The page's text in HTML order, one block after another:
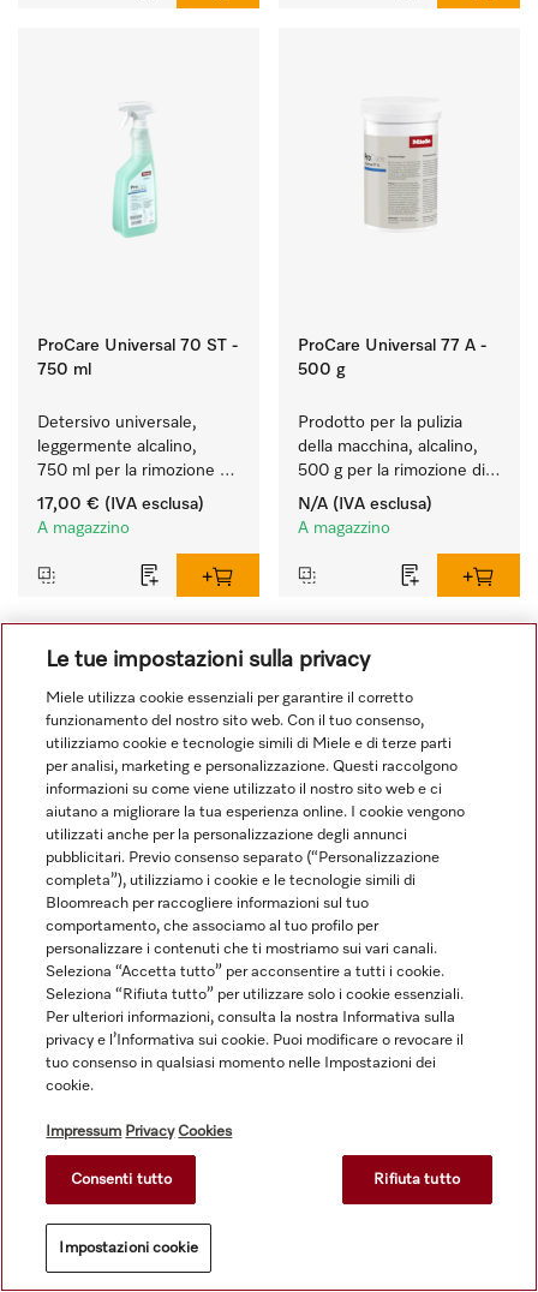
ProCare Universal 70 ST -
750 ml
Detersivo universale,
leggermente alcalino,
750 ml per la rimozione
delicata di residui di
grasso e sporco.
17,00 € (IVA esclusa)
A magazzino
ProCare Universal 77 A -
500 g
Prodotto per la pulizia
della macchina, alcalino,
500 g per la rimozione di
depositi di amido ostinati.
N/A (IVA esclusa)
A magazzino
1 2 3 4 5 6 7
Navigazione
Service
Le tue impostazioni sulla privacy
Miele utilizza cookie essenziali per garantire il corretto
funzionamento del nostro sito web. Con il tuo consenso,
utilizziamo cookie e tecnologie simili di Miele e di terze parti
per analisi, marketing e personalizzazione. Questi raccolgono
informazioni su come viene utilizzato il nostro sito web e ci
aiutano a migliorare la tua esperienza online. I cookie vengono
utilizzati anche per la personalizzazione degli annunci
pubblicitari. Previo consenso separato (“Personalizzazione
completa”), utilizziamo i cookie e le tecnologie simili di
Bloomreach per raccogliere informazioni sul tuo
comportamento, che associamo al tuo profilo per
personalizzare i contenuti che ti mostriamo sui vari canali.
Seleziona “Accetta tutto” per acconsentire a tutti i cookie.
Seleziona “Rifiuta tutto” per utilizzare solo i cookie essenziali.
Per ulteriori informazioni, consulta la nostra Informativa sulla
privacy e l’Informativa sui cookie. Puoi modificare o revocare il
tuo consenso in qualsiasi momento nelle Impostazioni dei
cookie.
Impressum Privacy Cookies
Consenti tutto Rifiuta tutto
Impostazioni cookie